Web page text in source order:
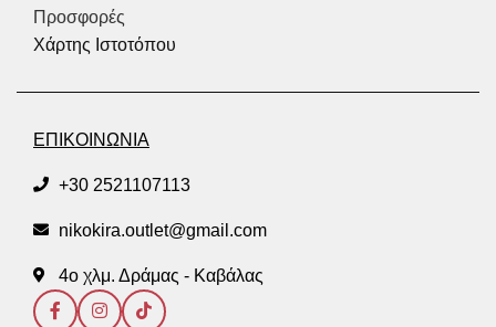
Προσφορές
Χάρτης Ιστοτόπου
ΕΠΙΚΟΙΝΩΝΙΑ
+30 2521107113
nikokira.outlet@gmail.com
4ο χλμ. Δράμας - Καβάλας